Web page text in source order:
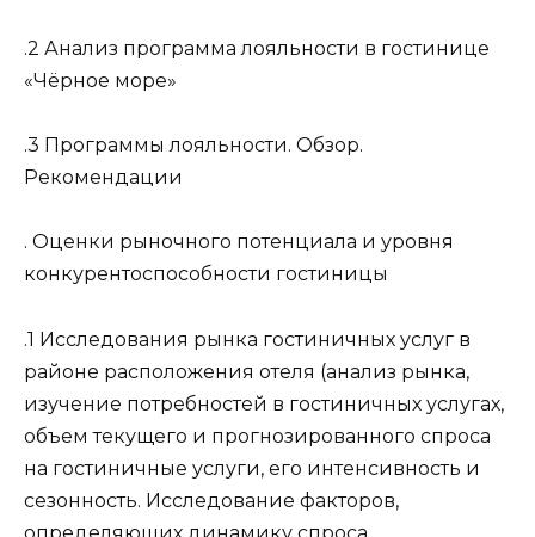
.2 Анализ программа лояльности в гостинице
«Чёрное море»
.3 Программы лояльности. Обзор.
Рекомендации
. Оценки рыночного потенциала и уровня
конкурентоспособности гостиницы
.1 Исследования рынка гостиничных услуг в
районе расположения отеля (анализ рынка,
изучение потребностей в гостиничных услугах,
объем текущего и прогнозированного спроса
на гостиничные услуги, его интенсивность и
сезонность. Исследование факторов,
определяющих динамику спроса.